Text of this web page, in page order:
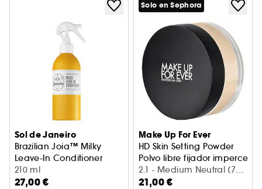
Sol de Janeiro
Brazilian Joia™ Milky
Leave-In Conditioner
Spray nutritivo para el cabello
210 ml
27,00 €
Solo en Sephora
Make Up For Ever
HD Skin Setting Powder
Polvo libre fijador
2.1 - Medium Neutral (7
g)
21,00 €